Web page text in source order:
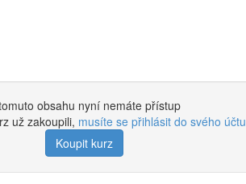
obsahu nyní nemáte přístup
už zakoupili, musíte se přihlásit do svého účtu
Koupit kurz